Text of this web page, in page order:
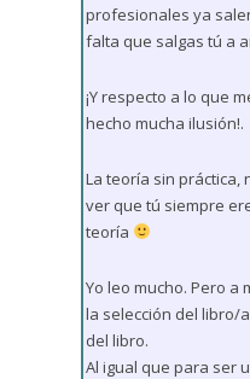
profesionales ya
falta que salgas tú a
¡Y respecto a lo que
hecho mucha ilusión!.
La teoría sin práctica,
ver que tú siempre
teoría
Yo leo mucho. Pero a
la selección del libro/
del libro.
Al igual que para ser